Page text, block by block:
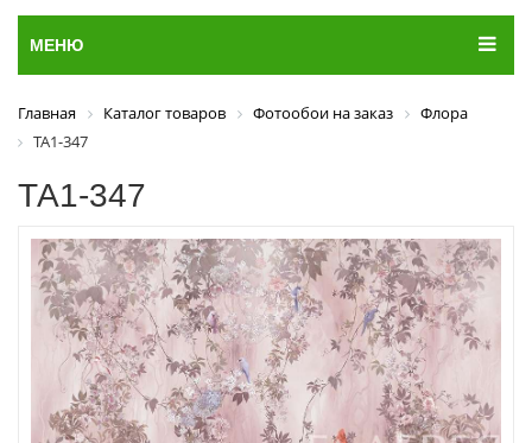
МЕНЮ
Главная Каталог товаров Фотообои на заказ
Флора
ТА1-347
ТА1-347